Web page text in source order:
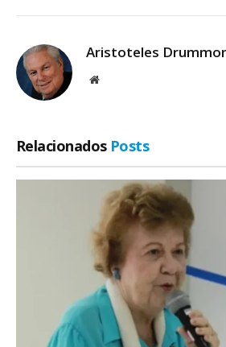
Aristoteles
Site
Relacionados Posts